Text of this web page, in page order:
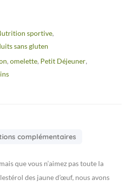
sportive,
sans gluten
, omelette, Petit Déjeuner,
complémentaires
que vous n’aimez pas toute la
des jaune d’œuf, nous avons